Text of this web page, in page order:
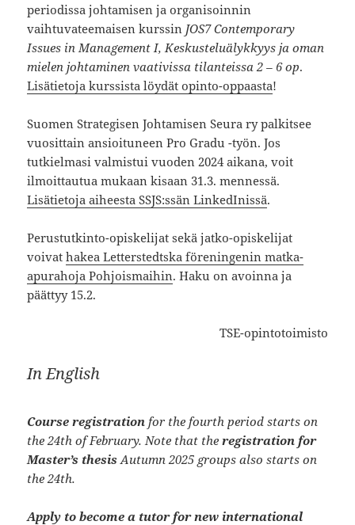
periodissa johtamisen ja organisoinnin
vaihtuvateemaisen kurssin JOS7 Contemporary
Issues in Management I, Keskusteluälykkyys ja oman
mielen johtaminen vaativissa tilanteissa 2 – 6 op.
Lisätietoja kurssista löydät opinto-oppaasta!
Suomen Strategisen Johtamisen Seura ry palkitsee
vuosittain ansioituneen Pro Gradu -työn. Jos
tutkielmasi valmistui vuoden 2024 aikana, voit
ilmoittautua mukaan kisaan 31.3. mennessä.
Lisätietoja aiheesta SSJS:ssän LinkedInissä.
Perustutkinto-opiskelijat sekä jatko-opiskelijat
voivathakea Letterstedtska föreningenin matka-
apurahoja Pohjoismaihin. Haku on avoinna ja
päättyy 15.2.
TSE-opintotoimisto
In English
Course registration for the fourth period starts on
the 24th of February. Note that theregistration for
Master’s thesis Autumn 2025 groups also starts on
the 24th.
Apply to become a tutor for new international